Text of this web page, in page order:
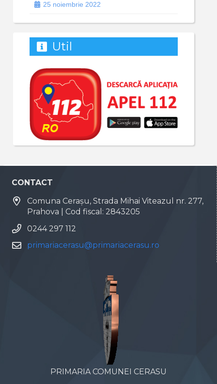
25 noiembrie 2022
Util
CONTACT
Comuna Cerașu, Strada Mihai Viteazul nr. 277,
Prahova | Cod fiscal: 2843205
0244 297 112
primariacerasu@primariacerasu.ro
PRIMARIA COMUNEI CERASU